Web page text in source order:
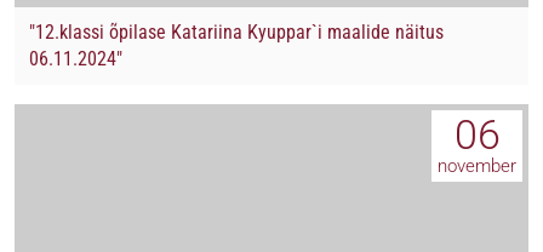
"12.klassi õpilase Katariina Kyuppar`i maalide näitus
06.11.2024"
06
november